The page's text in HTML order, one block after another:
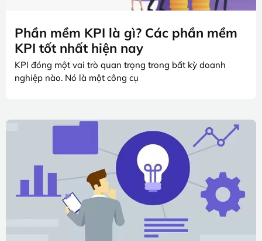
Phần mềm KPI là gì? Các phần mềm
KPI tốt nhất hiện nay
KPI đóng một vai trò quan trọng trong bất kỳ doanh
nghiệp nào. Nó là một công cụ